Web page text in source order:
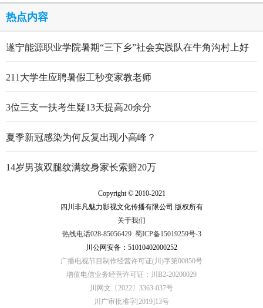
热点内容
遂宁能源职业学院暑期“三下乡”社会实践队在牛角沟村上好
211大学生应聘暑假工秒变家教老师
3位三支一扶考生疑13天提高20余分
夏季新冠感染为何反复出现小高峰？
14岁男孩双腿纹满纹身家长索赔20万
Copyright © 2010-2021
四川非凡魅力影视文化传播有限公司 版权所有
关于我们
热线电话028-85056429 蜀ICP备15019259号-3
川公网安备：51010402000252
广播电视节目制作经营许可证(川)字第00850号
增值电信业务经营许可证：川B2-20200029
川网文〔2022〕3363-037号
川广审批准字[2019]13号